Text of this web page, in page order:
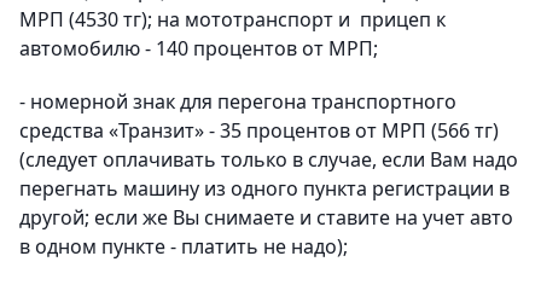
МРП (4530 тг); на мототранспорт и прицеп к
автомобилю - 140 процентов от МРП;
- номерной знак для перегона транспортного
средства «Транзит» - 35 процентов от МРП (566 тг)
(следует оплачивать только в случае, если Вам надо
перегнать машину из одного пункта регистрации в
другой; если же Вы снимаете и ставите на учет авто
в одном пункте - платить не надо);